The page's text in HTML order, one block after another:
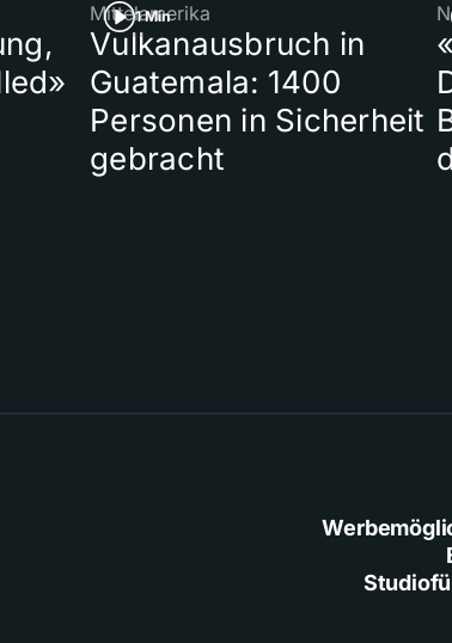
1 Min
Mittelamerika
Vulkanausbruch in
Guatemala: 1400
Personen in Sicherheit
gebracht